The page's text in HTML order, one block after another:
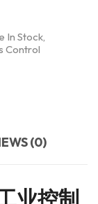
In Stock
Control
(0)
业控制